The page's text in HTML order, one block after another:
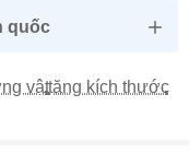
quốc
vật
,tăng kích thước
,